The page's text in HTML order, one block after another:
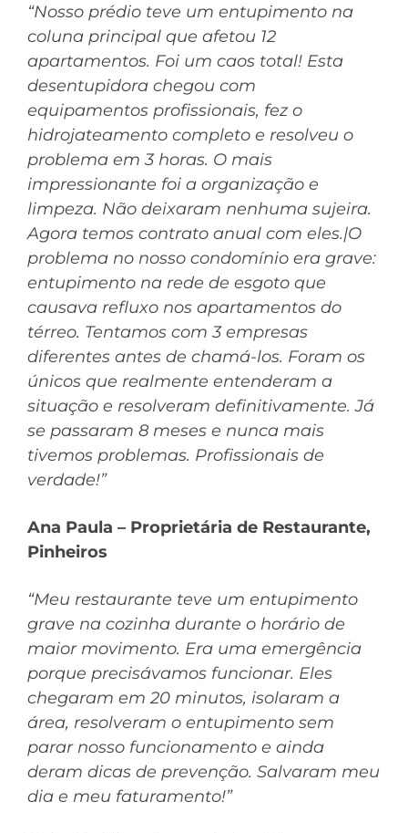
“Nosso prédio teve um entupimento na
coluna principal que afetou 12
apartamentos. Foi um caos total! Esta
desentupidora chegou com
equipamentos profissionais, fez o
hidrojateamento completo e resolveu o
problema em 3 horas. O mais
impressionante foi a organização e
limpeza. Não deixaram nenhuma sujeira.
Agora temos contrato anual com eles.|O
problema no nosso condomínio era grave:
entupimento na rede de esgoto que
causava refluxo nos apartamentos do
térreo. Tentamos com 3 empresas
diferentes antes de chamá-los. Foram os
únicos que realmente entenderam a
situação e resolveram definitivamente. Já
se passaram 8 meses e nunca mais
tivemos problemas. Profissionais de
verdade!”
Ana Paula – Proprietária de Restaurante,
Pinheiros
“Meu restaurante teve um entupimento
grave na cozinha durante o horário de
maior movimento. Era uma emergência
porque precisávamos funcionar. Eles
chegaram em 20 minutos, isolaram a
área, resolveram o entupimento sem
parar nosso funcionamento e ainda
deram dicas de prevenção. Salvaram meu
dia e meu faturamento!”